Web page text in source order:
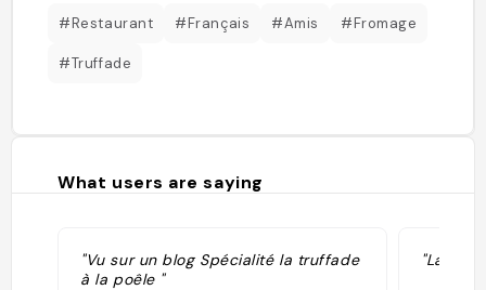
#Restaurant #Français #Amis #Fromage
#Truffade
What users are saying
"Vu sur un blog Spécialité la truffade
à la poêle "
"La